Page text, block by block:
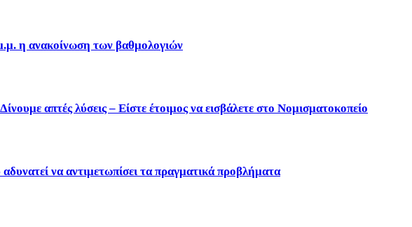
η ανακοίνωση των βαθμολογιών
απτές λύσεις – Είστε έτοιμος να εισβάλετε στο Νομισματοκοπείο
να αντιμετωπίσει τα πραγματικά προβλήματα